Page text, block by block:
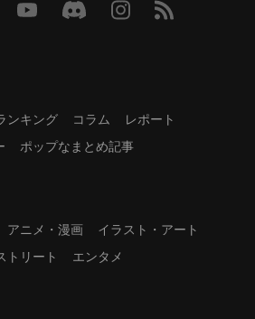
ンキング コラム
レポート
ポップなまとめ記事
アニメ・漫画
イラスト・アート
トリート エンタメ